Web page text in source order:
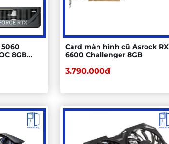
5060
8GB
Card màn hình cũ Asrock RX
6600 Challenger 8GB
3.790.000đ